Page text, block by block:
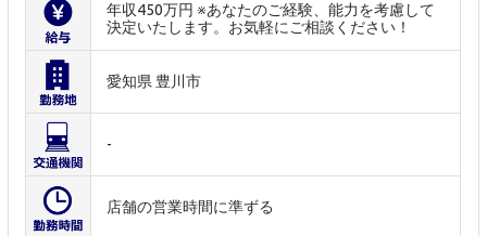
年収450万円 ※あなたのご経験、能力を考慮して
決定いたします。お気軽にご相談ください！
愛知県 豊川市
-
店舗の営業時間に準ずる